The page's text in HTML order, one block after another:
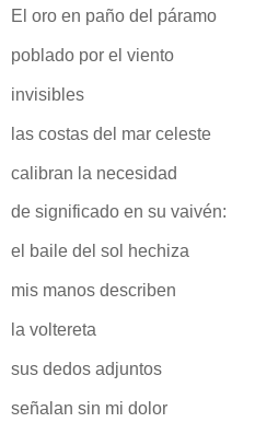
El oro en paño del páramo
poblado por el viento
invisibles
las costas del mar celeste
calibran la necesidad
de significado en su vaivén:
el baile del sol hechiza
mis manos describen
la voltereta
sus dedos adjuntos
señalan sin mi dolor